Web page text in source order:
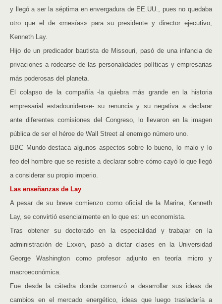
y llegó a ser la séptima en envergadura de EE.UU., pues no quedaba
otro que el de «mesías» para su presidente y director ejecutivo,
Kenneth Lay.
Hijo de un predicador bautista de Missouri, pasó de una infancia de
privaciones a rodearse de las personalidades políticas y empresarias
más poderosas del planeta.
El colapso de la compañía -la quiebra más grande en la historia
empresarial estadounidense- su renuncia y su negativa a declarar
ante diferentes comisiones del Congreso, lo llevaron en la imagen
pública de ser el héroe de Wall Street al enemigo número uno.
BBC Mundo destaca algunos aspectos sobre lo bueno, lo malo y lo
feo del hombre que se resiste a declarar sobre cómo cayó lo que llegó
a considerar su propio imperio.
Las enseñanzas de Lay
A pesar de su breve comienzo como oficial de la Marina, Kenneth
Lay, se convirtió esencialmente en lo que es: un economista.
Tras obtener su doctorado en la especialidad y trabajar en la
administración de Exxon, pasó a dictar clases en la Universidad
George Washington como profesor adjunto en teoría micro y
macroeconómica.
Fue desde la cátedra donde comenzó a desarrollar sus ideas de
cambios en el mercado energético, ideas que luego trasladaría a